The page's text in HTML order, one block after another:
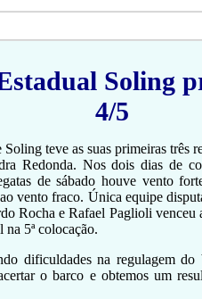
Soling
4/5
teve as suas primeiras três
Redonda. Nos dois dias de
de sábado houve vento
vento fraco. Única equipe
Rocha e Rafael Paglioli venceu
na 5ª colocação.
dificuldades na regulagem
o barco e obtemos um